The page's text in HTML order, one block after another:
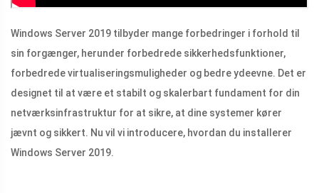
Windows Server 2019 tilbyder mange forbedringer i forhold til
sin forgænger, herunder forbedrede sikkerhedsfunktioner,
forbedrede virtualiseringsmuligheder og bedre ydeevne. Det er
designet til at være et stabilt og skalerbart fundament for din
netværksinfrastruktur for at sikre, at dine systemer kører
jævnt og sikkert. Nu vil vi introducere, hvordan du installerer
Windows Server 2019.